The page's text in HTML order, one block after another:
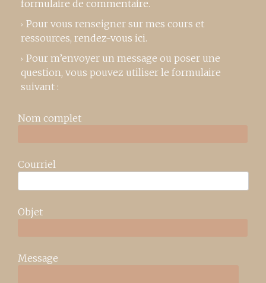
formulaire de commentaire.
Pour vous renseigner sur mes cours et
ressources, rendez-vous ici.
Pour m’envoyer un message ou poser une
question, vous pouvez utiliser le formulaire
suivant :
Nom complet
Courriel
Objet
Message